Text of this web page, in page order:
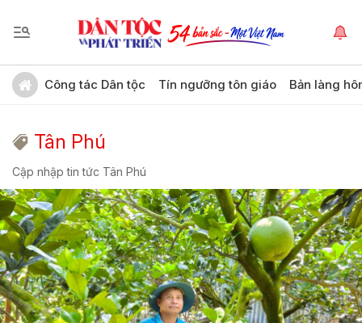
Công tác Dân tộc Tín ngưỡng tôn giáo Bản làng
Tân Phú
Cập nhập tin tức Tân Phú